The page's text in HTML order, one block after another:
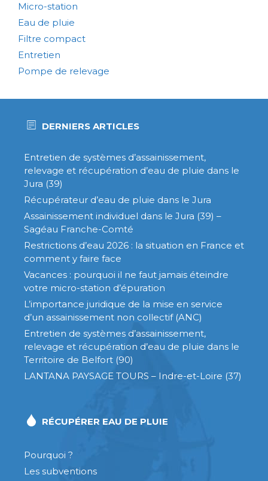
Micro-station
Eau de pluie
Filtre compact
Entretien
Pompe de relevage
DERNIERS ARTICLES
Entretien de systèmes d’assainissement,
relevage et récupération d’eau de pluie dans le
Jura (39)
Récupérateur d’eau de pluie dans le Jura
Assainissement individuel dans le Jura (39) –
Sagéau Franche-Comté
Restrictions d’eau 2026 : la situation en France et
comment y faire face
Vacances : pourquoi il ne faut jamais éteindre
votre micro-station d’épuration
L’importance juridique de la mise en service
d’un assainissement non collectif (ANC)
Entretien de systèmes d’assainissement,
relevage et récupération d’eau de pluie dans le
Territoire de Belfort (90)
LANTANA PAYSAGE TOURS – Indre-et-Loire (37)
RÉCUPÉRER EAU DE PLUIE
Pourquoi ?
Les subventions